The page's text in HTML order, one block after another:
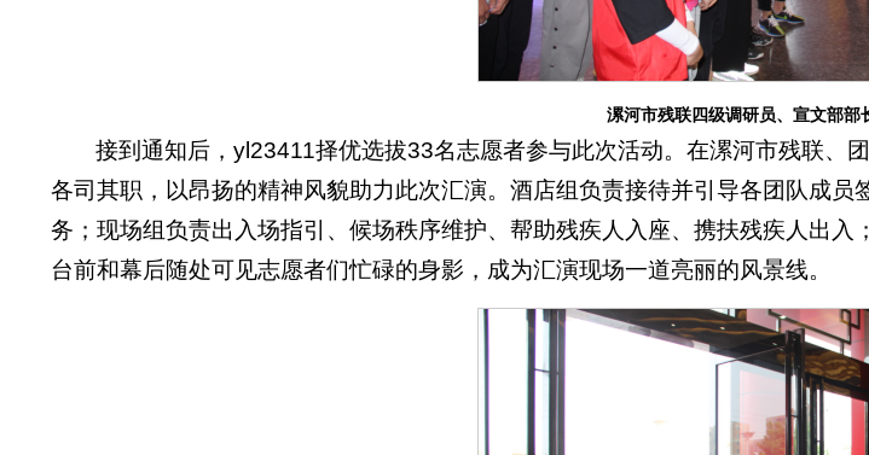
漯河市残联四级调研员、宣文部部
接到通知后，yl23411择优选拔33名志愿者参与此次活动。在漯河市残联、
各司其职，以昂扬的精神风貌助力此次汇演。酒店组负责接待并引导各团队成
务；现场组负责出入场指引、候场秩序维护、帮助残疾人入座、携扶残疾人出
台前和幕后随处可见志愿者们忙碌的身影，成为汇演现场一道亮丽的风景线。